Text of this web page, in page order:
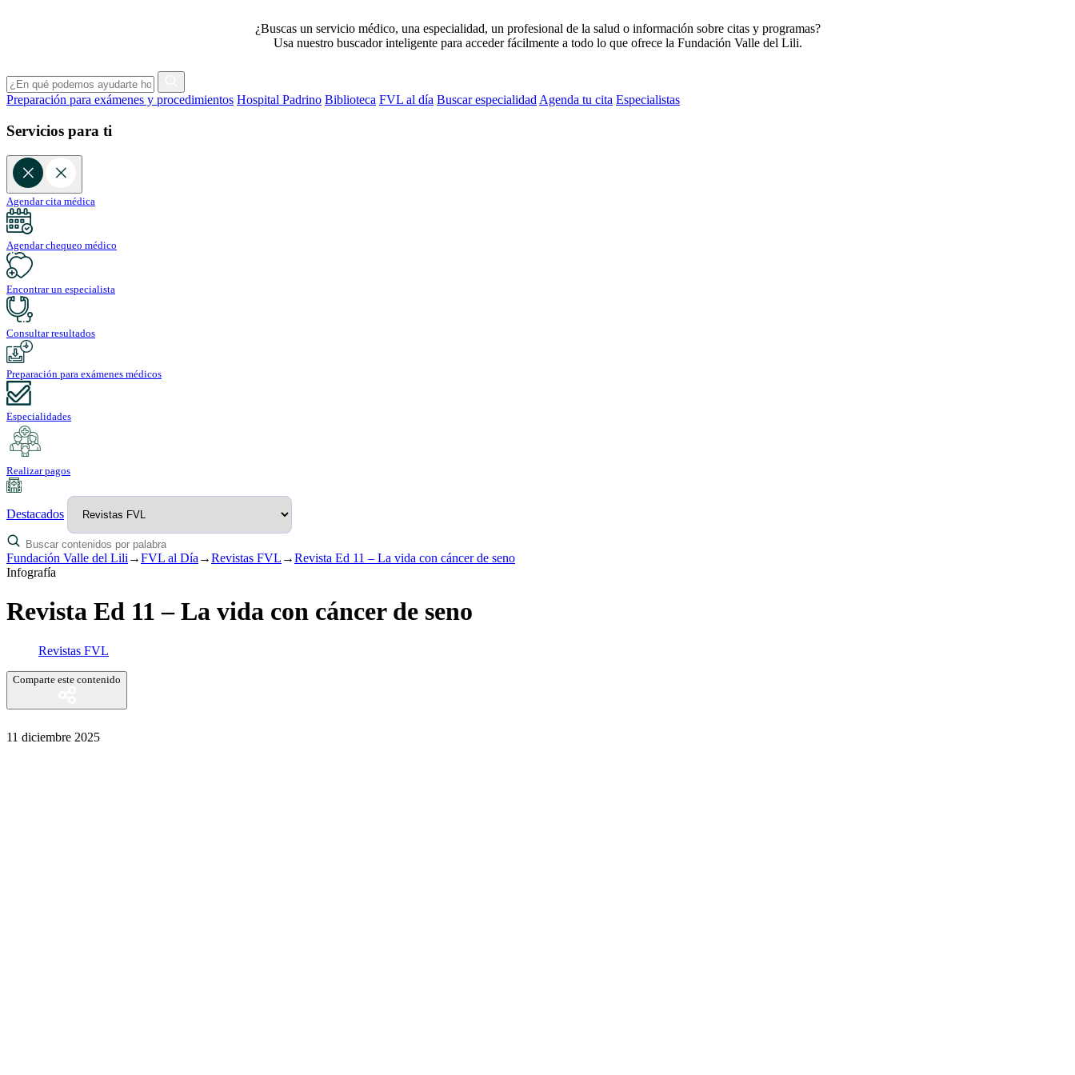
¿Buscas un servicio médico, una especialidad, un profesional de la salud o información sobre citas y programas?
Usa nuestro buscador inteligente para acceder fácilmente a todo lo que ofrece la Fundación Valle del Lili.
Preparación para exámenes y procedimientos Hospital Padrino Biblioteca FVL al día Buscar especialidad Agenda tu cita Especialistas
Servicios para ti
Agendar cita médica
Agendar chequeo médico
Encontrar un especialista
Consultar resultados
Preparación para exámenes médicos
Especialidades
Realizar pagos
Destacados
Fundación Valle del Lili →FVL al Día →Revistas FVL →Revista Ed 11 – La vida con cáncer de seno
Infografía
Revista Ed 11 – La vida con cáncer de seno
Revistas FVL
Comparte este contenido
11 diciembre 2025